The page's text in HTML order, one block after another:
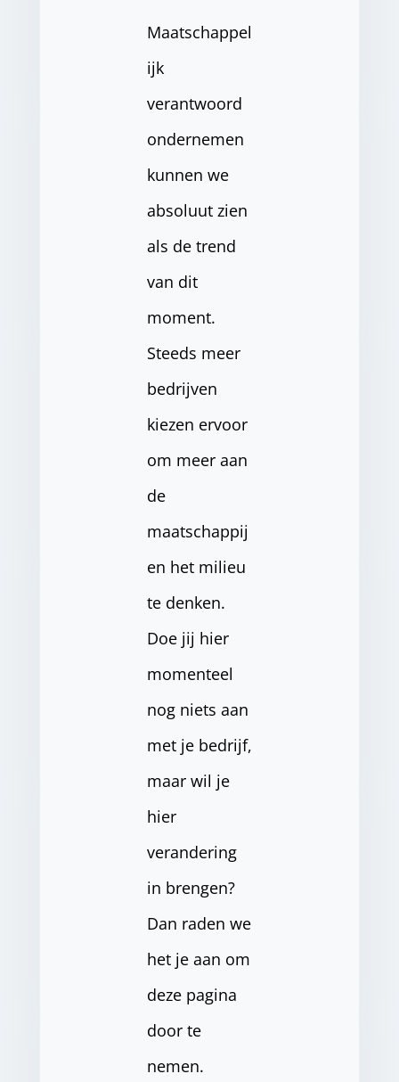
Maatschappel
ijk
verantwoord
ondernemen
kunnen we
absoluut zien
als de trend
van dit
moment.
Steeds meer
bedrijven
kiezen ervoor
om meer aan
de
maatschappij
en het milieu
te denken.
Doe jij hier
momenteel
nog niets aan
met je bedrijf,
maar wil je
hier
verandering
in brengen?
Dan raden we
het je aan om
deze pagina
door te
nemen.